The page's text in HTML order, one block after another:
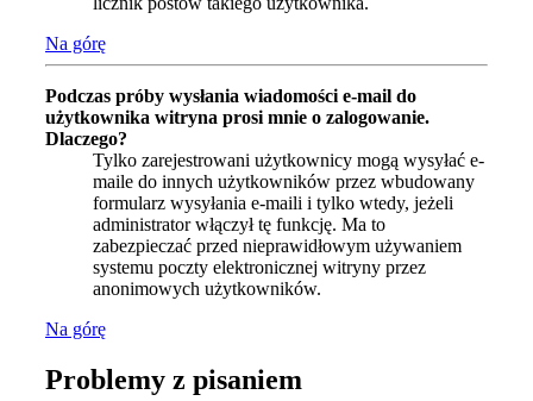
Na górę
Podczas próby wysłania wiadomości e-mail do
użytkownika witryna prosi mnie o zalogowanie.
Dlaczego?
Tylko zarejestrowani użytkownicy mogą wysyłać e-
maile do innych użytkowników przez wbudowany
formularz wysyłania e-maili i tylko wtedy, jeżeli
administrator włączył tę funkcję. Ma to
zabezpieczać przed nieprawidłowym używaniem
systemu poczty elektronicznej witryny przez
anonimowych użytkowników.
Na górę
Problemy z pisaniem